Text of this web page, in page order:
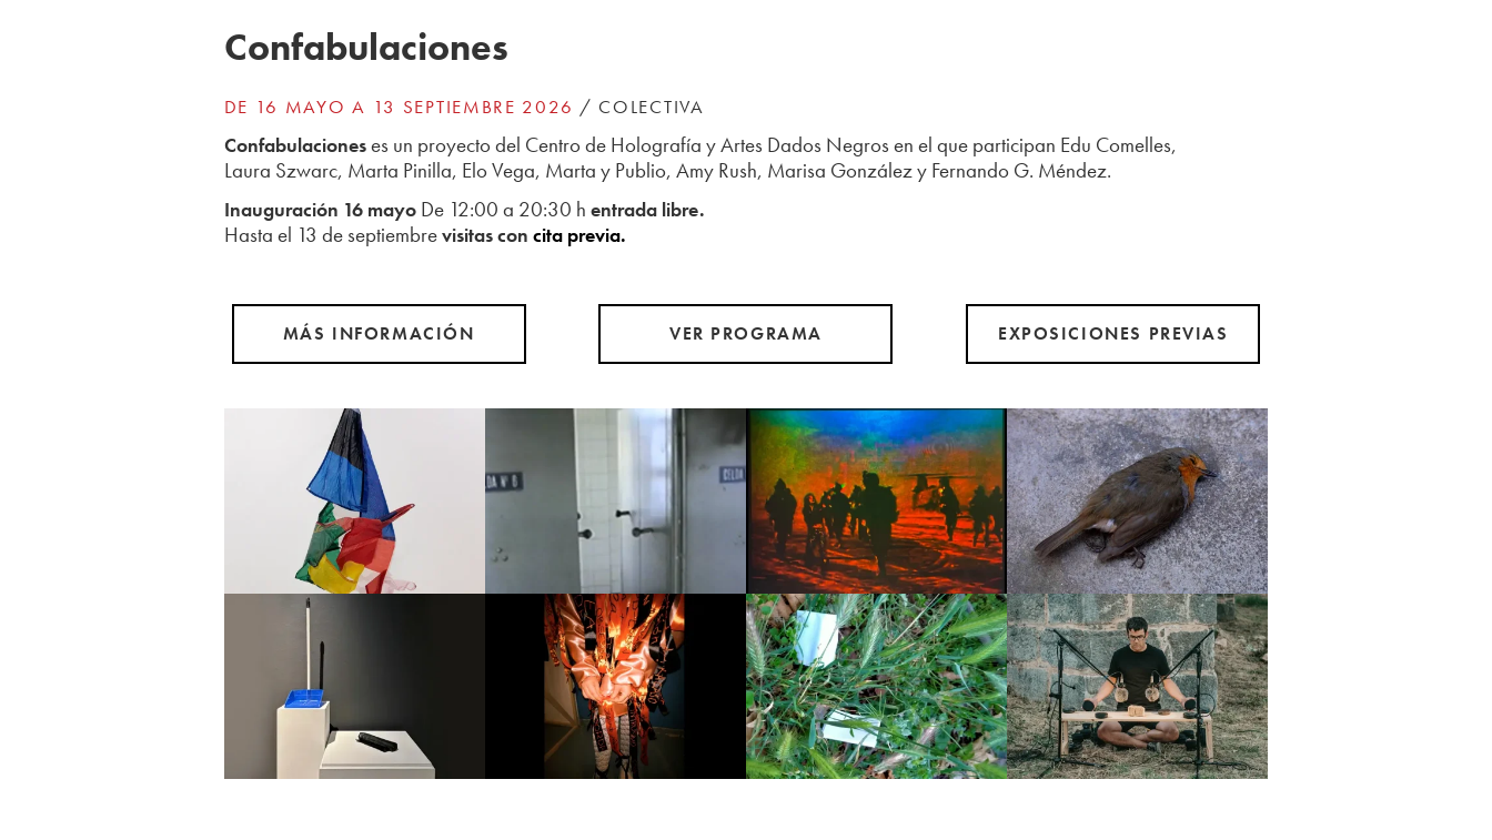
Confabulaciones
DE 16 MAYO A 13 SEPTIEMBRE 2026 / COLECTIVA
Confabulacioneses un proyecto del Centro de Holografía y Artes Dados Negros en el que participan Edu Comelles,
Laura Szwarc, Marta Pinilla, Elo Vega, Marta y Publio, Amy Rush, Marisa González y Fernando G. Méndez.
Inauguración 16 mayoDe 12:00 a 20:30 h entrada libre.
Hasta el 13 de septiembrevisitas con cita previa.
MÁS INFORMACIÓN VER PROGRAMA EXPOSICIONES PREVIAS